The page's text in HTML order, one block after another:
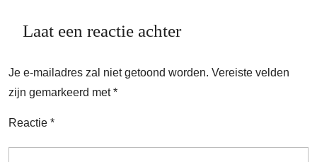
Laat een reactie achter
Je e-mailadres zal niet getoond worden. Vereiste velden
zijn gemarkeerd met*
Reactie *